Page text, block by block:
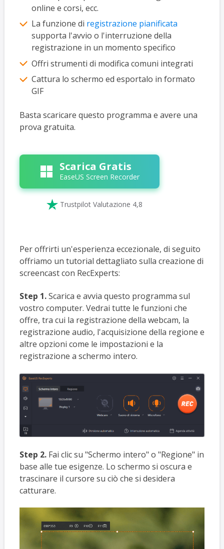
online e corsi, ecc.
La funzione di registrazione pianificata
supporta l'avvio o l'interruzione della
registrazione in un momento specifico
Offri strumenti di modifica comuni integrati
Cattura lo schermo ed esportalo in formato
GIF
Basta scaricare questo programma e avere una
prova gratuita.
Scarica Gratis
EaseUS Screen Recorder
 Trustpilot Valutazione 4,8
Per offrirti un'esperienza eccezionale, di seguito
offriamo un tutorial dettagliato sulla creazione di
screencast con RecExperts:
Step 1.Scarica e avvia questo programma sul
vostro computer. Vedrai tutte le funzioni che
offre, tra cui la registrazione della webcam, la
registrazione audio, l'acquisizione della regione e
altre opzioni come le impostazioni e la
registrazione a schermo intero.
Step 2. Fai clic su "Schermo intero" o "Regione" in
base alle tue esigenze. Lo schermo si oscura e
trascinare il cursore su ciò che si desidera
catturare.